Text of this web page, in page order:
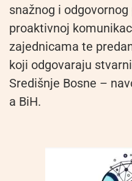
snažnog i
proaktivnoj
zajednicama te
koji odgovaraju
Središnje Bosne –
a BiH.